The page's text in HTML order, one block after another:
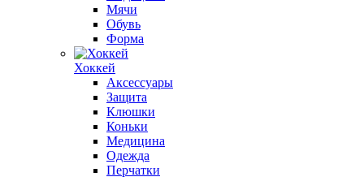
Мячи
Обувь
Форма
Хоккей
Аксессуары
Защита
Клюшки
Коньки
Медицина
Одежда
Перчатки